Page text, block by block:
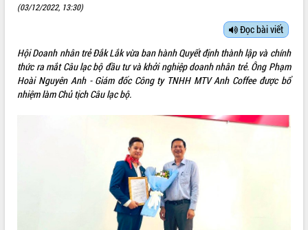
LÃNH ĐẠO UBND TỈNH
SỞ, BAN, NGÀNH
UBND CÁC XÃ, PHƯỜNG
(03/12/2022, 13:30)
Đọc bài viết
Hội Doanh nhân trẻ Đắk Lắk vừa ban hành Quyết định thành lập và chính
thức ra mắt Câu lạc bộ đầu tư và khởi nghiệp doanh nhân trẻ. Ông Phạm
Hoài Nguyên Anh - Giám đốc Công ty TNHH MTV Anh Coffee được bổ
nhiệm làm Chủ tịch Câu lạc bộ.